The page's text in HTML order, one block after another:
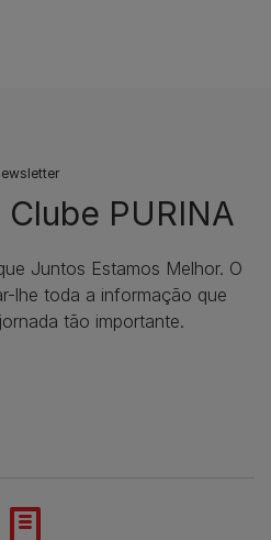
PURINA
Juntos Estamos Melhor. O
lhe toda a informação que
tão importante.